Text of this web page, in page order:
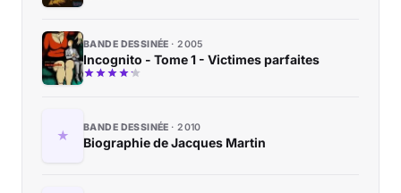
BANDE DESSINÉE 2005
Incognito - Tome 1 - Victimes parfaites
BANDE DESSINÉE 2010
Biographie de Jacques Martin